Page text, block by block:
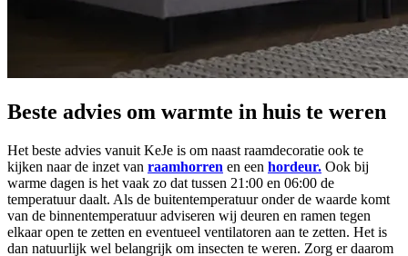
Beste advies om warmte in huis te weren
Het beste advies vanuit KeJe is om naast raamdecoratie ook te
kijken naar de inzet van raamhorren en een hordeur. Ook bij
warme dagen is het vaak zo dat tussen 21:00 en 06:00 de
temperatuur daalt. Als de buitentemperatuur onder de waarde komt
van de binnentemperatuur adviseren wij deuren en ramen tegen
elkaar open te zetten en eventueel ventilatoren aan te zetten. Het is
dan natuurlijk wel belangrijk om insecten te weren. Zorg er daarom